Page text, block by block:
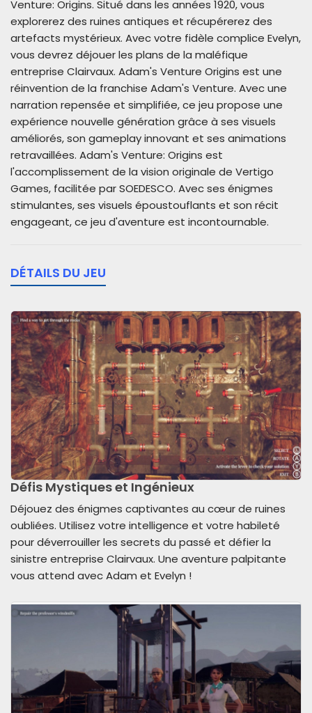
Venture: Origins. Situé dans les années 1920, vous
explorerez des ruines antiques et récupérerez des
artefacts mystérieux. Avec votre fidèle complice Evelyn,
vous devrez déjouer les plans de la maléfique
entreprise Clairvaux. Adam's Venture Origins est une
réinvention de la franchise Adam's Venture. Avec une
narration repensée et simplifiée, ce jeu propose une
expérience nouvelle génération grâce à ses visuels
améliorés, son gameplay innovant et ses animations
retravaillées. Adam's Venture: Origins est
l'accomplissement de la vision originale de Vertigo
Games, facilitée par SOEDESCO. Avec ses énigmes
stimulantes, ses visuels époustouflants et son récit
engageant, ce jeu d'aventure est incontournable.
DÉTAILS DU JEU
Défis Mystiques et Ingénieux
Déjouez des énigmes captivantes au cœur de ruines
oubliées. Utilisez votre intelligence et votre habileté
pour déverrouiller les secrets du passé et défier la
sinistre entreprise Clairvaux. Une aventure palpitante
vous attend avec Adam et Evelyn !